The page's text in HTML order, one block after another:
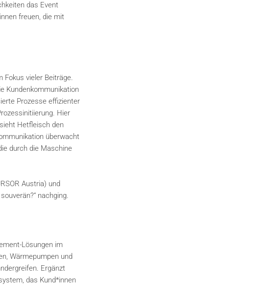
das Event
freuen, die mit
Fokus vieler Beiträge.
Kundenkommunikation
Prozesse effizienter
Hier
Hetfleisch den
überwacht
durch die Maschine
Austria) und
nachging.
Lösungen im
Wärmepumpen und
Ergänzt
das Kund*innen